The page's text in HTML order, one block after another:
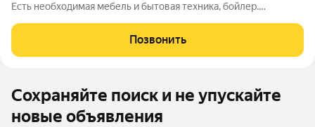
Есть необходимая мебель и бытовая техника, бойлер.
ком.услуги уже включены в стоимость аренды. Оплата
комиссии агентства по факту заселения.
Позвонить
Сохраняйте поиск и не упускайте
новые объявления